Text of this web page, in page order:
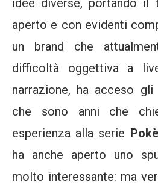
idee diverse, portando il
aperto e con evidenti
un brand che
difficoltà oggettiva a
narrazione, ha acceso
che sono anni che
esperienza alla serie
ha anche aperto uno
molto interessante: ma